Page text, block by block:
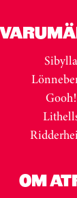
Sibylla
Gooh!
OM